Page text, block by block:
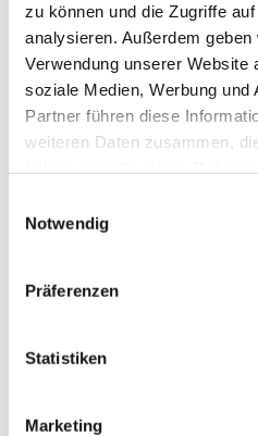
zu können und die Zugriffe
analysieren. Außerdem
Verwendung unserer Website
soziale Medien, Werbung und
Partner führen diese
weiteren Daten zusammen,
Notwendig
Präferenzen
Statistiken
Marketing